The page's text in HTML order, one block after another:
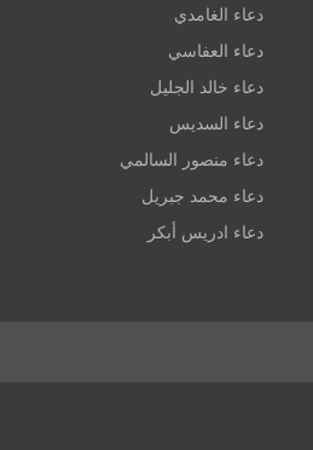
دعاء الغامدي
دعاء العفاسي
دعاء خالد الجليل
دعاء السديس
دعاء منصور السالمي
دعاء محمد جبريل
دعاء ادريس أبكر